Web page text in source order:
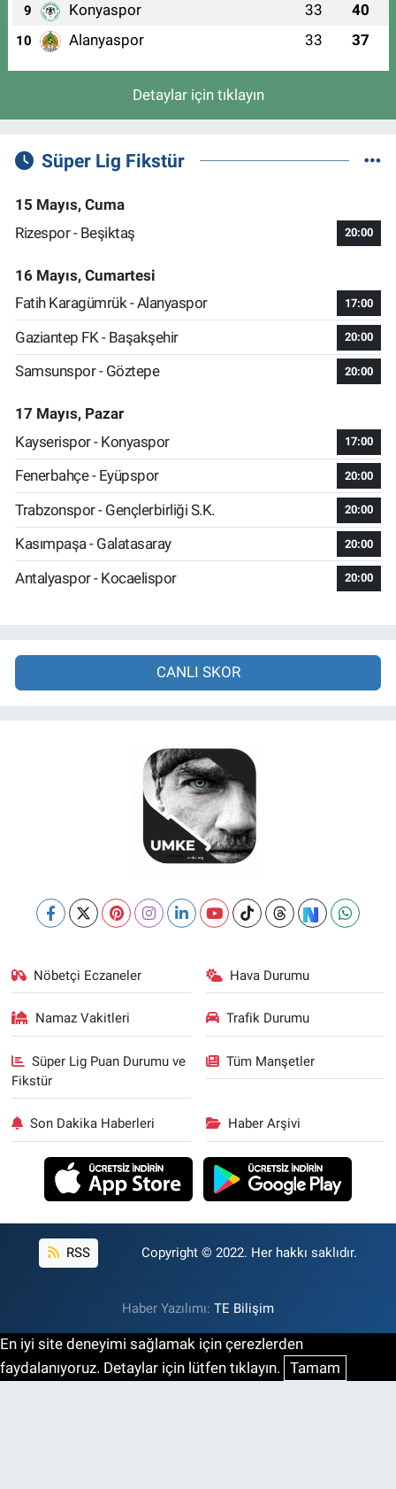
9 Konyaspor 33 40
10 Alanyaspor 33 37
Detaylar için tıklayın
Süper Lig Fikstür
15 Mayıs, Cuma
Rizespor - Beşiktaş
20:00
16 Mayıs, Cumartesi
Fatih Karagümrük - Alanyaspor
17:00
Gaziantep FK - Başakşehir 20:00
Samsunspor - Göztepe 20:00
17 Mayıs, Pazar
Kayserispor - Konyaspor
17:00
Fenerbahçe - Eyüpspor 20:00
Trabzonspor - Gençlerbirliği S.K. 20:00
Kasımpaşa - Galatasaray 20:00
Antalyaspor - Kocaelispor 20:00
CANLI SKOR
Nöbetçi Eczaneler Hava Durumu
Namaz Vakitleri Trafik Durumu
Süper Lig Puan Durumu ve
Fikstür
Tüm Manşetler
Son Dakika Haberleri Haber Arşivi
RSS Copyright © 2022. Her hakkı saklıdır.
Haber Yazılımı: TE Bilişim
En iyi site deneyimi sağlamak için çerezlerden
faydalanıyoruz. Detaylar için lütfen tıklayın. Tamam